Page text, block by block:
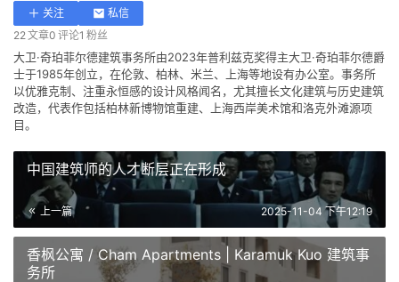
关注
私信
22文章0 评论1 粉丝
大卫·奇珀菲尔德建筑事务所由2023年普利兹克奖得主大卫·奇珀菲尔德爵
士于1985年创立，在伦敦、柏林、米兰、上海等地设有办公室。事务所
以优雅克制、注重永恒感的设计风格闻名，尤其擅长文化建筑与历史建筑
改造，代表作包括柏林新博物馆重建、上海西岸美术馆和洛克外滩源项
目。
中国建筑师的人才断层正在形成
上一篇 2025-11-04 下午12:19
香枫公寓 / Cham Apartments | Karamuk Kuo 建筑事
务所